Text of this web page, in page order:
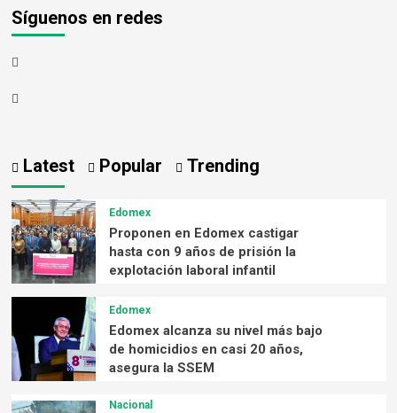
Síguenos en redes
Latest Popular Trending
Edomex
Proponen en Edomex castigar
hasta con 9 años de prisión la
explotación laboral infantil
Edomex
Edomex alcanza su nivel más bajo
de homicidios en casi 20 años,
asegura la SSEM
Nacional